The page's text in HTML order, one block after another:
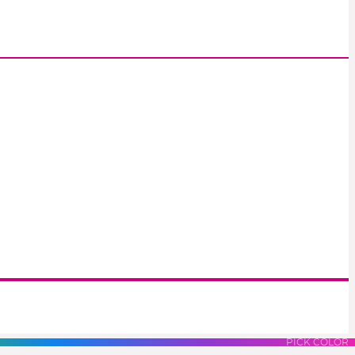
PICK COLOR